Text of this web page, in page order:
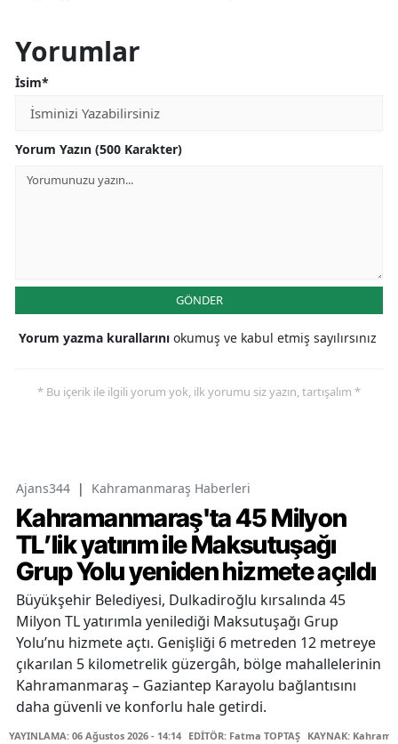
Yorumlar
İsim*
Yorum Yazın (500 Karakter)
GÖNDER
Yorum yazma kurallarını okumuş ve kabul etmiş sayılırsınız
* Bu içerik ile ilgili yorum yok, ilk yorumu siz yazın, tartışalım *
Ajans344 | Kahramanmaraş Haberleri
Kahramanmaraş'ta 45 Milyon
TL’lik yatırım ile Maksutuşağı
Grup Yolu yeniden hizmete açıldı
Büyükşehir Belediyesi, Dulkadiroğlu kırsalında 45
Milyon TL yatırımla yenilediği Maksutuşağı Grup
Yolu’nu hizmete açtı. Genişliği 6 metreden 12 metreye
çıkarılan 5 kilometrelik güzergâh, bölge mahallelerinin
Kahramanmaraş – Gaziantep Karayolu bağlantısını
daha güvenli ve konforlu hale getirdi.
YAYINLAMA: 06 Ağustos 2026 - 14:14 EDİTÖR: Fatma TOPTAŞ KAYNAK: